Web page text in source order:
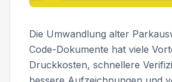
Die Umwandlung alter
Code-Dokumente hat viele
Druckkosten, schnellere